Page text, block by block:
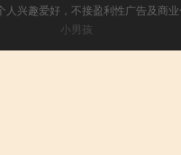
人兴趣爱好，不接盈利性广告及商
小男孩